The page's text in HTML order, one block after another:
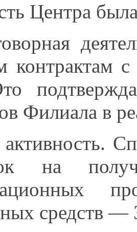
Центра
контрактам
Филиала в
активность.
на
средств —